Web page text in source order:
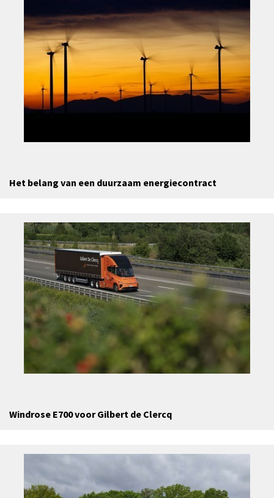
Het belang van een duurzaam energiecontract
Windrose E700 voor Gilbert de Clercq